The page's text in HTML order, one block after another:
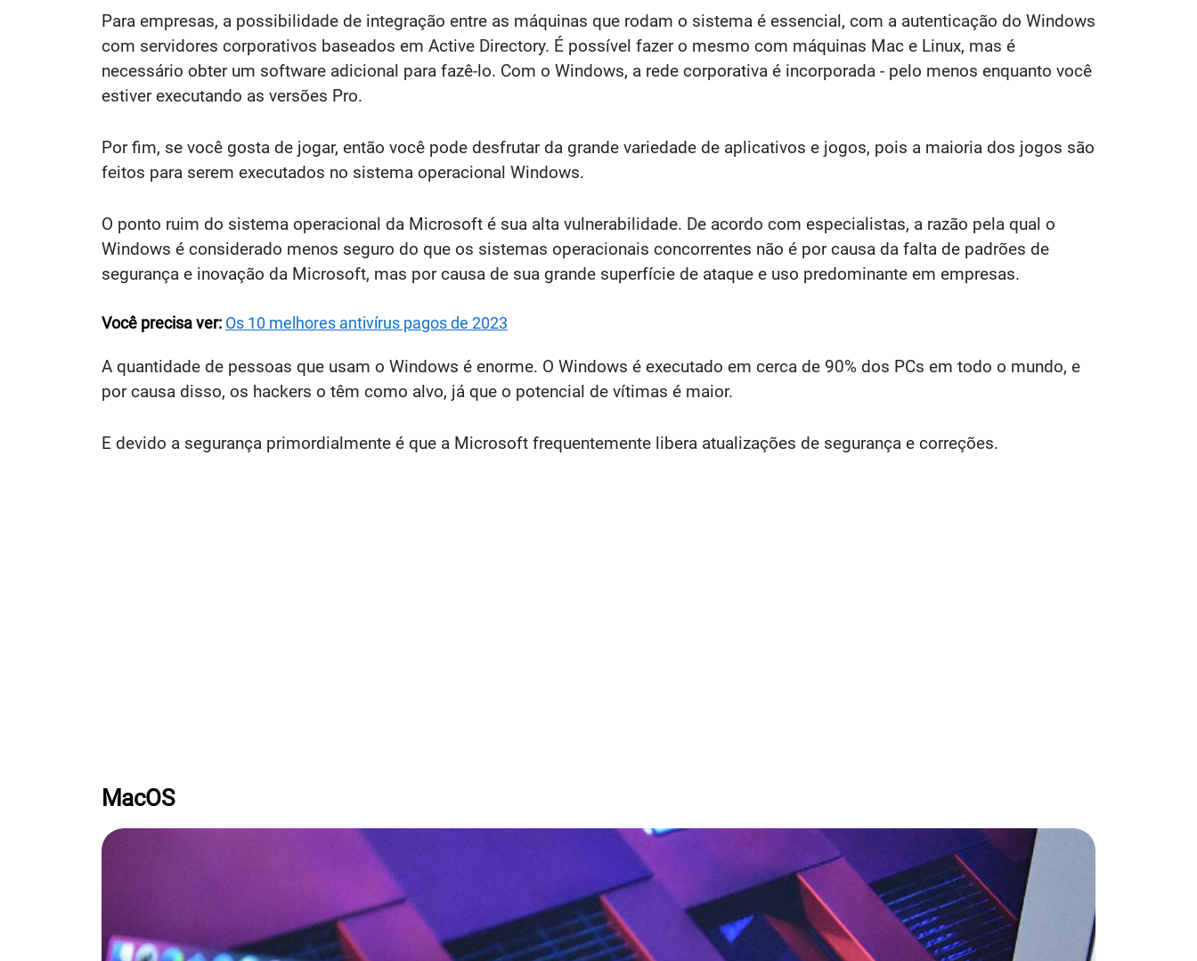
Para empresas, a possibilidade de integração entre as máquinas que rodam o sistema é essencial, com a autenticação do Windows
com servidores corporativos baseados em Active Directory. É possível fazer o mesmo com máquinas Mac e Linux, mas é
necessário obter um software adicional para fazê-lo. Com o Windows, a rede corporativa é incorporada - pelo menos enquanto você
estiver executando as versões Pro.
Por fim, se você gosta de jogar, então você pode desfrutar da grande variedade de aplicativos e jogos, pois a maioria dos jogos são
feitos para serem executados no sistema operacional Windows.
O ponto ruim do sistema operacional da Microsoft é sua alta vulnerabilidade. De acordo com especialistas, a razão pela qual o
Windows é considerado menos seguro do que os sistemas operacionais concorrentes não é por causa da falta de padrões de
segurança e inovação da Microsoft, mas por causa de sua grande superfície de ataque e uso predominante em empresas.
Você precisa ver: Os 10 melhores antivírus pagos de 2023
A quantidade de pessoas que usam o Windows é enorme. O Windows é executado em cerca de 90% dos PCs em todo o mundo, e
por causa disso, os hackers o têm como alvo, já que o potencial de vítimas é maior.
E devido a segurança primordialmente é que a Microsoft frequentemente libera atualizações de segurança e correções.
MacOS